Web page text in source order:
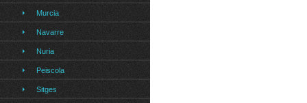
Murcia
Navarre
Nuria
Peiscola
Sitges